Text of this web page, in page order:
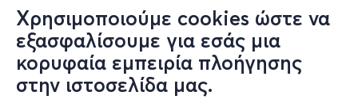
Χρησιμοποιούμε cookies ώστε να
εξασφαλίσουμε για εσάς μια
κορυφαία εμπειρία πλοήγησης
στην ιστοσελίδα μας.